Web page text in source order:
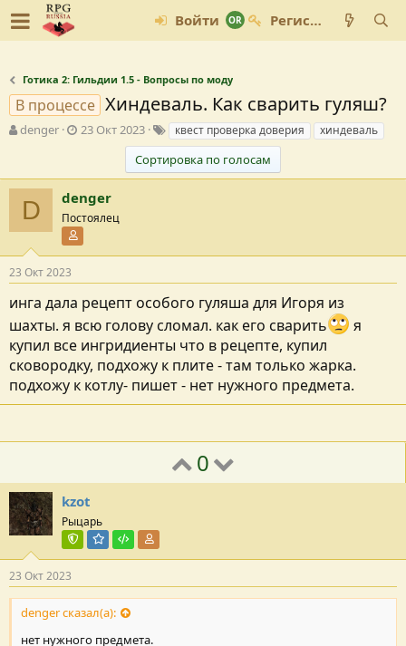
Войти Регистрация
Готика 2: Гильдии 1.5 - Вопросы по моду
В процессе Хиндеваль. Как сварить гуляш?
А
о
р
ы
denger
Д
а
с
з
д
а
я
23 Окт 2023
Т
е
г
и
квест проверка доверия хиндеваль
Сортировка по голосам
D denger
Постоялец
23 Окт 2023
инга дала рецепт особого гуляша для Игоря из
шахты. я всю голову сломал. как его сварить
я
купил все ингридиенты что в рецепте, купил
сковородку, подхожу к плите - там только жарка.
подхожу к котлу- пишет - нет нужного предмета.
0
kzot
Рыцарь
Команда форума
Модератор раздела
Тестировщик
23 Окт 2023
denger сказал(а):
нет нужного предмета.